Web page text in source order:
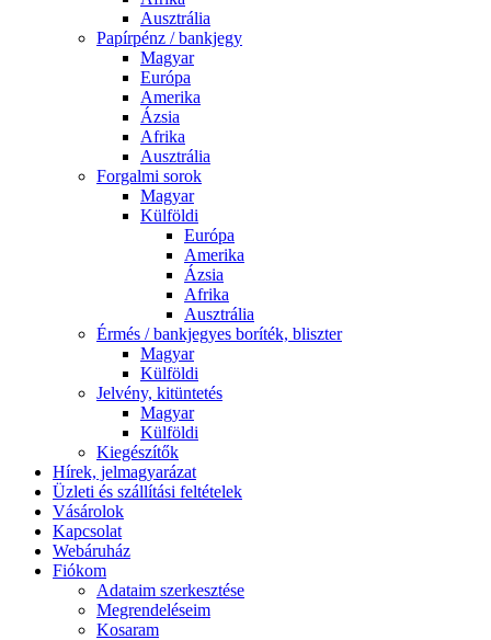
Ausztrália
Papírpénz / bankjegy
Magyar
Európa
Amerika
Ázsia
Afrika
Ausztrália
Forgalmi sorok
Magyar
Külföldi
Európa
Amerika
Ázsia
Afrika
Ausztrália
Érmés / bankjegyes boríték, bliszter
Magyar
Külföldi
Jelvény, kitüntetés
Magyar
Külföldi
Kiegészítők
Hírek, jelmagyarázat
Üzleti és szállítási feltételek
Vásárolok
Kapcsolat
Webáruház
Fiókom
Adataim szerkesztése
Megrendeléseim
Kosaram